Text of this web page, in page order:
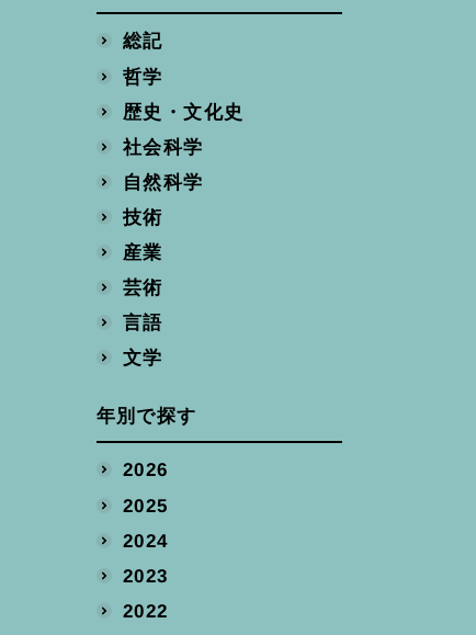
総記
哲学
歴史・文化史
社会科学
自然科学
技術
産業
芸術
言語
文学
年別で探す
2026
2025
2024
2023
2022